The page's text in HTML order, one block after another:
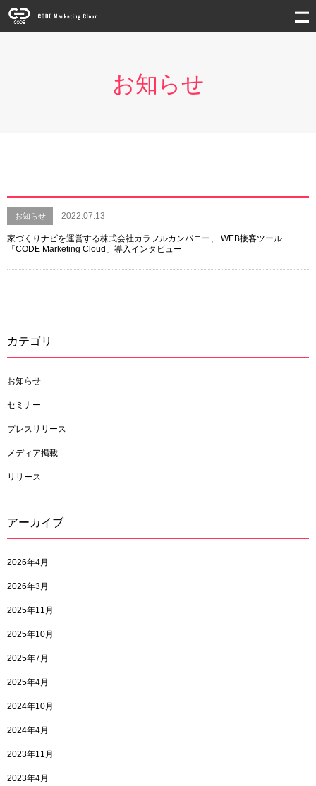
お知らせ
お知らせ 2022.07.13
家づくりナビを運営する株式会社カラフルカンパニー、 WEB接客ツール
「CODE Marketing Cloud」導入インタビュー
カテゴリ
お知らせ
セミナー
プレスリリース
メディア掲載
リリース
アーカイブ
2026年4月
2026年3月
2025年11月
2025年10月
2025年7月
2025年4月
2024年10月
2024年4月
2023年11月
2023年4月